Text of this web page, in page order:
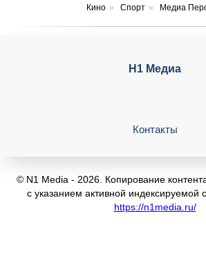
Кино » Спорт » Медиа
Н1 Медиа
Контакты
© N1 Media - 2026. Копирование
с указанием активной индексируемой
https://n1media.ru/